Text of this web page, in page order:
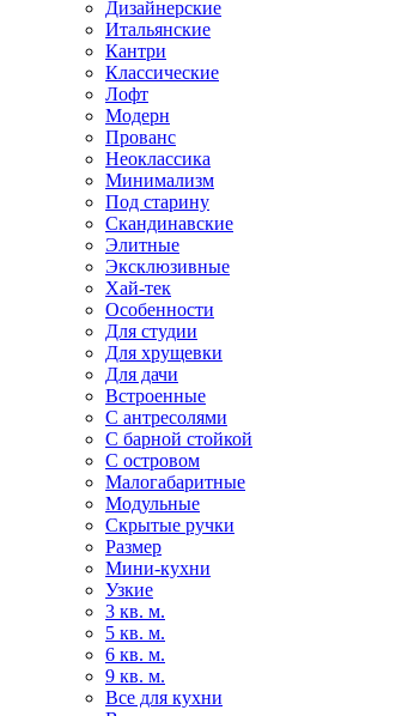
Дизайнерские
Итальянские
Кантри
Классические
Лофт
Модерн
Прованс
Неоклассика
Минимализм
Под старину
Скандинавские
Элитные
Эксклюзивные
Хай-тек
Особенности
Для студии
Для хрущевки
Для дачи
Встроенные
С антресолями
С барной стойкой
С островом
Малогабаритные
Модульные
Скрытые ручки
Размер
Мини-кухни
Узкие
3 кв. м.
5 кв. м.
6 кв. м.
9 кв. м.
Все для кухни